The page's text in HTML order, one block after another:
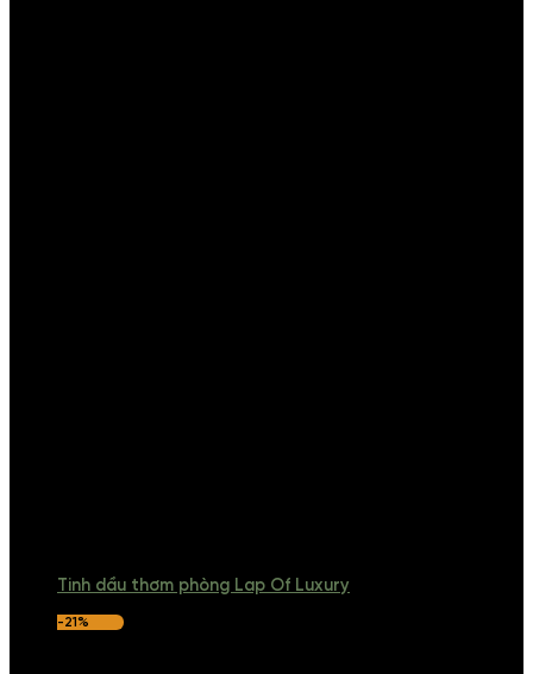
Tinh dầu thơm phòng Lap Of Luxury
-21%